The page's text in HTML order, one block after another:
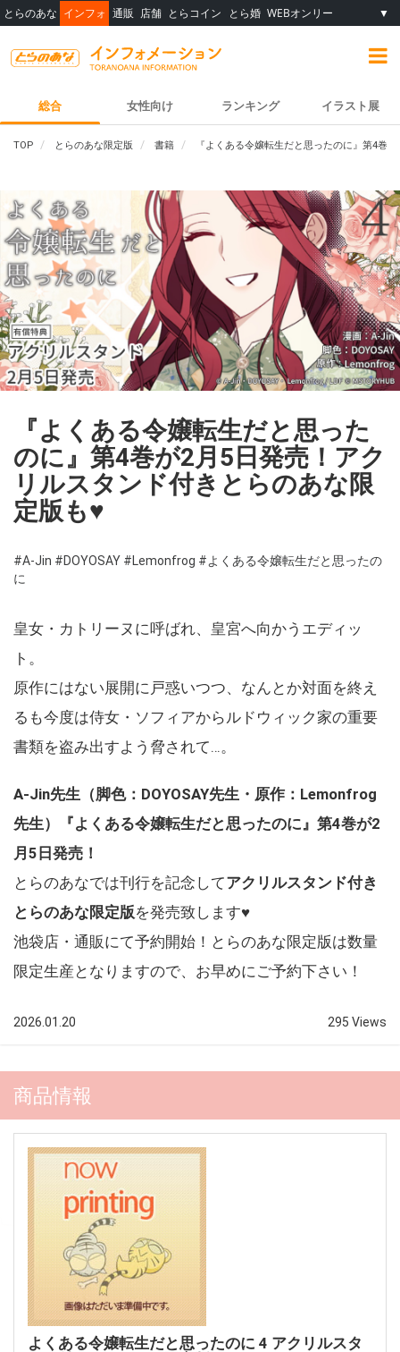
とらのあな インフォ 通販 店舗 とらコイン とら婚 WEBオンリー ▼
総合 女性向け ランキング イラスト展
TOP とらのあな限定版 書籍 『よくある令嬢転生だと思ったのに』第4巻
『よくある令嬢転生だと思った
のに』第4巻が2月5日発売！アク
リルスタンド付きとらのあな限
定版も♥
#A-Jin #DOYOSAY #Lemonfrog #よくある令嬢転生だと思ったの
に
皇女・カトリーヌに呼ばれ、皇宮へ向かうエディッ
ト。
原作にはない展開に戸惑いつつ、なんとか対面を終え
るも今度は侍女・ソフィアからルドウィック家の重要
書類を盗み出すよう脅されて…。
A-Jin先生（脚色：DOYOSAY先生・原作：Lemonfrog
先生）『よくある令嬢転生だと思ったのに』第4巻が2
月5日発売！
とらのあなでは刊行を記念してアクリルスタンド付き
とらのあな限定版を発売致します♥
池袋店・通販にて予約開始！とらのあな限定版は数量
限定生産となりますので、お早めにご予約下さい！
2026.01.20 295 Views
商品情報
よくある令嬢転生だと思ったのに 4 アクリルスタ